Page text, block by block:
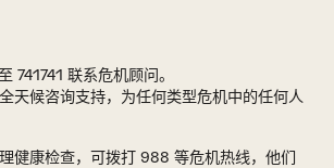
741741 联系危机顾问。
天候咨询支持，为任何类型危机中的任何人
健康检查，可拨打 988 等危机热线，他们